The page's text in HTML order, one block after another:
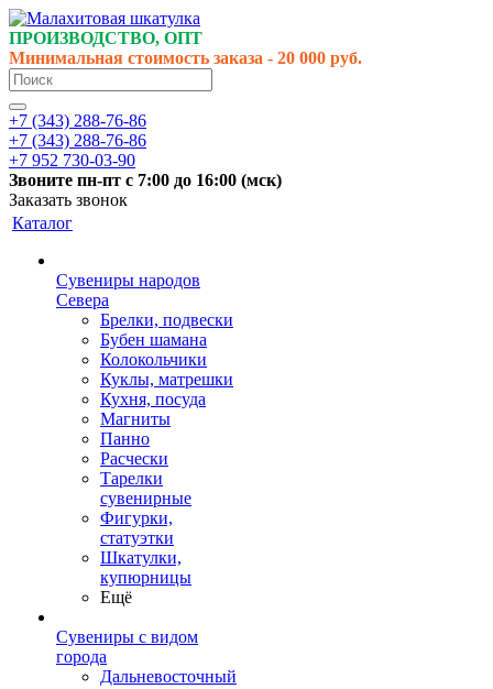
ПРОИЗВОДСТВО, ОПТ
Минимальная стоимость заказа - 20 000 руб.
+7 (343) 288-76-86
+7 (343) 288-76-86
+7 952 730-03-90
Звоните пн-пт с 7:00 до 16:00 (мск)
Заказать звонок
Каталог
Сувениры народов
Севера
Брелки, подвески
Бубен шамана
Колокольчики
Куклы, матрешки
Кухня, посуда
Магниты
Панно
Расчески
Тарелки
сувенирные
Фигурки,
статуэтки
Шкатулки,
купюрницы
Ещё
Сувениры с видом
города
Дальневосточный